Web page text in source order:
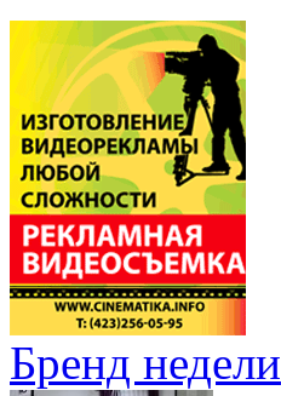
Бренд недели